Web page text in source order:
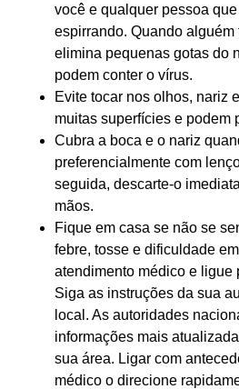
você e qualquer pessoa
espirrando. Quando alguém
elimina pequenas gotas do
podem conter o vírus.
Evite tocar nos olhos, nariz
muitas superfícies e podem
Cubra a boca e o nariz
preferencialmente com
seguida, descarte-o
mãos.
Fique em casa se não se
febre, tosse e dificuldade
atendimento médico e ligue
Siga as instruções da sua
local. As autoridades
informações mais
sua área. Ligar com
médico o direcione